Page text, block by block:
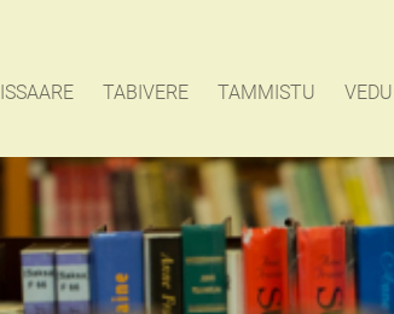
TABIVERE TAMMISTU VEDU